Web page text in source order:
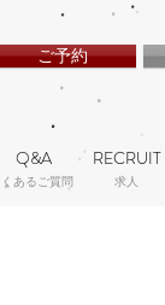
ご予約
Q&A RECRUIT
あるご質問 ​求人